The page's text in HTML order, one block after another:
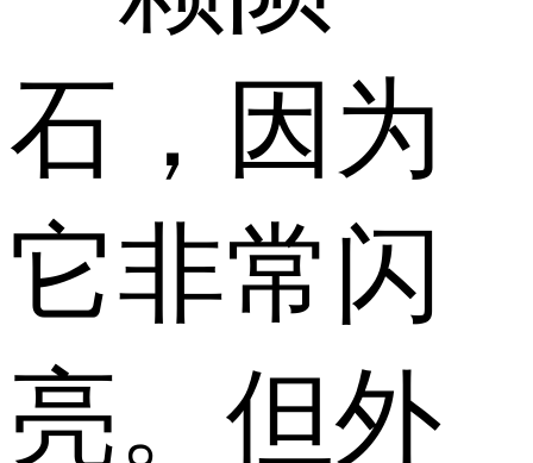
石，因为
它非常闪
亮。但外